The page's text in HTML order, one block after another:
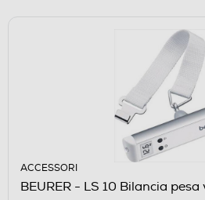
ACCESSORI
BEURER - LS 10 Bilancia